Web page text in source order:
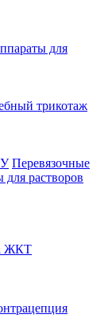
для
трикотаж
Перевязочные
растворов
ЖКТ